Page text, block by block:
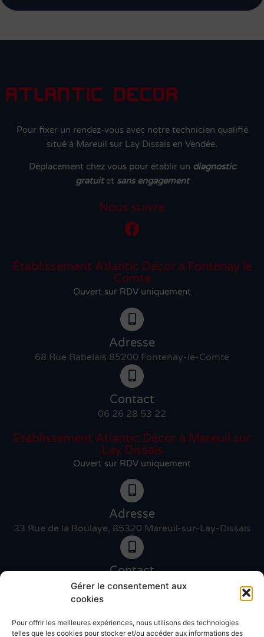
Gérer le consentement aux
cookies
Pour offrir les meilleures expériences, nous utilisons des technologies
telles que les cookies pour stocker et/ou accéder aux informations des
Pour fixer un rendez-vous avec notre technicien qualifié
situé à Mareuil sur Lay Dissais en Vendée.
Déplacement chez vous pour établir un diagnostic
gratuitet sans engagement
Nous suivre
Établissement Atlantic Décor à Fontenay le
Comte
Ouvert sur RDV uniquement
Adresse
68 Rue Rabelais 85200 Fontenay-le-Comte
Contact
06 26 28 53 22
Etablissement Atlantic Décor à Mareuil sur
Lay Dissais
Ouvert sur RDV uniquement
Adresse
33 Rue de la Boulaye, 85320 Mareuil-sur-Lay-Dissais
Contact
06 46 27 89 83
Contact